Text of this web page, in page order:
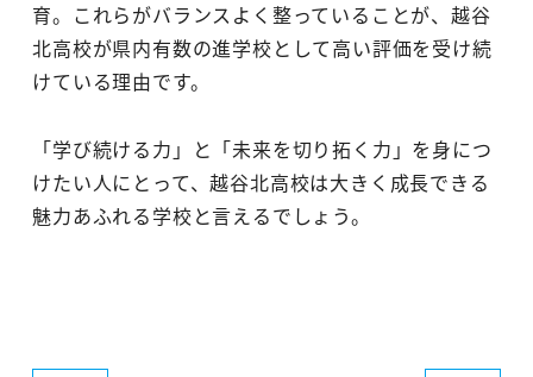
育。これらがバランスよく整っていることが、越谷
北高校が県内有数の進学校として高い評価を受け続
けている理由です。
「学び続ける力」と「未来を切り拓く力」を身につ
けたい人にとって、越谷北高校は大きく成長できる
魅力あふれる学校と言えるでしょう。